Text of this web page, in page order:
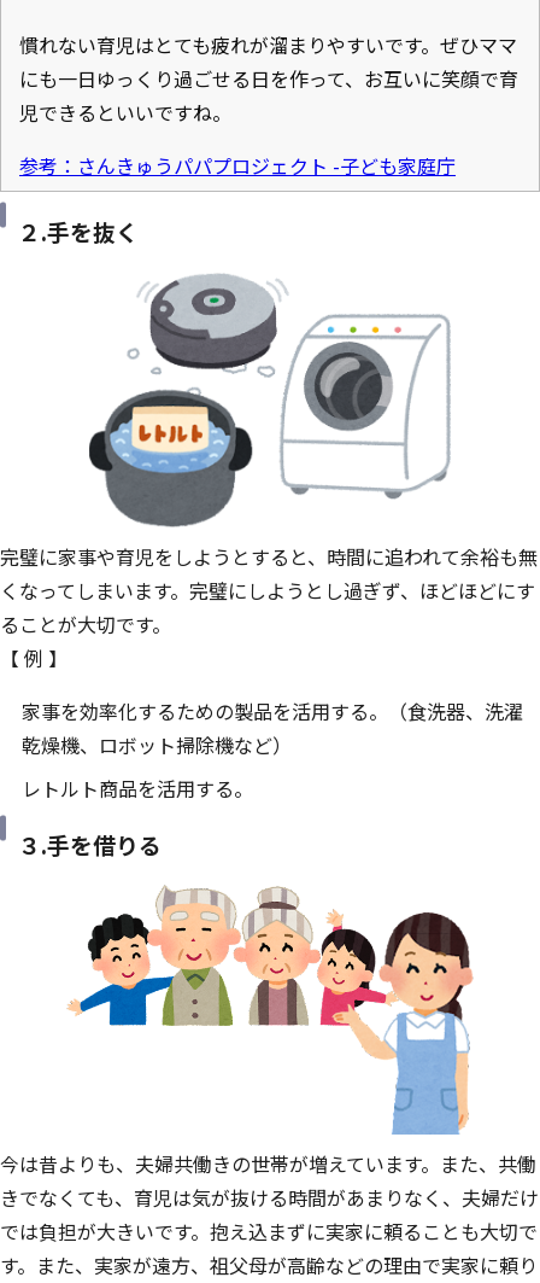
慣れない育児はとても疲れが溜まりやすいです。ぜひママ
にも一日ゆっくり過ごせる日を作って、お互いに笑顔で育
児できるといいですね。
参考：さんきゅうパパプロジェクト -子ども家庭庁
２.手を抜く
完璧に家事や育児をしようとすると、時間に追われて余裕も無
くなってしまいます。完璧にしようとし過ぎず、ほどほどにす
ることが大切です。
【 例 】
家事を効率化するための製品を活用する。（食洗器、洗濯
乾燥機、ロボット掃除機など）
レトルト商品を活用する。
３.手を借りる
今は昔よりも、夫婦共働きの世帯が増えています。また、共働
きでなくても、育児は気が抜ける時間があまりなく、夫婦だけ
では負担が大きいです。抱え込まずに実家に頼ることも大切で
す。また、実家が遠方、祖父母が高齢などの理由で実家に頼り